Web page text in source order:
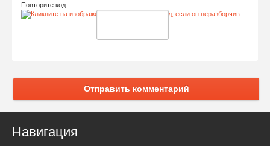
Повторите код:
Отправить комментарий
Навигация